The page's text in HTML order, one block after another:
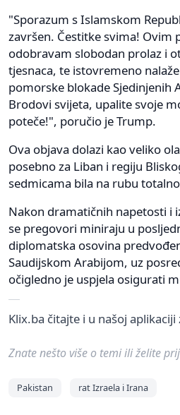
"Sporazum s Islamskom
završen. Čestitke svima! Ovim
odobravam slobodan prolaz i
tjesnaca, te istovremeno
pomorske blokade Sjedinjenih
Brodovi svijeta, upalite svoje
poteče!", poručio je Trump.
Ova objava dolazi kao veliko
posebno za Liban i regiju
sedmicama bila na rubu
Nakon dramatičnih napetosti i
se pregovori miniraju u
diplomatska osovina
Saudijskom Arabijom, uz
očigledno je uspjela osigurati
Klix.ba čitajte i u našoj aplikaciji
Znate nešto više o temi ili želite
Pakistan rat Izraela i Irana